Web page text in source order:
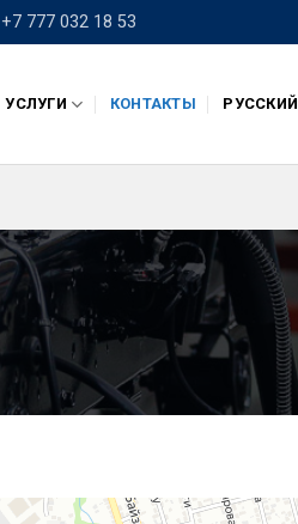
+7 777 032 18 53
УСЛУГИ КОНТАКТЫ РУССКИЙ